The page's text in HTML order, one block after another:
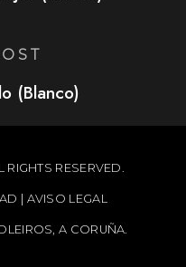
(Blanco)
RESERVED.
AVISO LEGAL
A CORUÑA.